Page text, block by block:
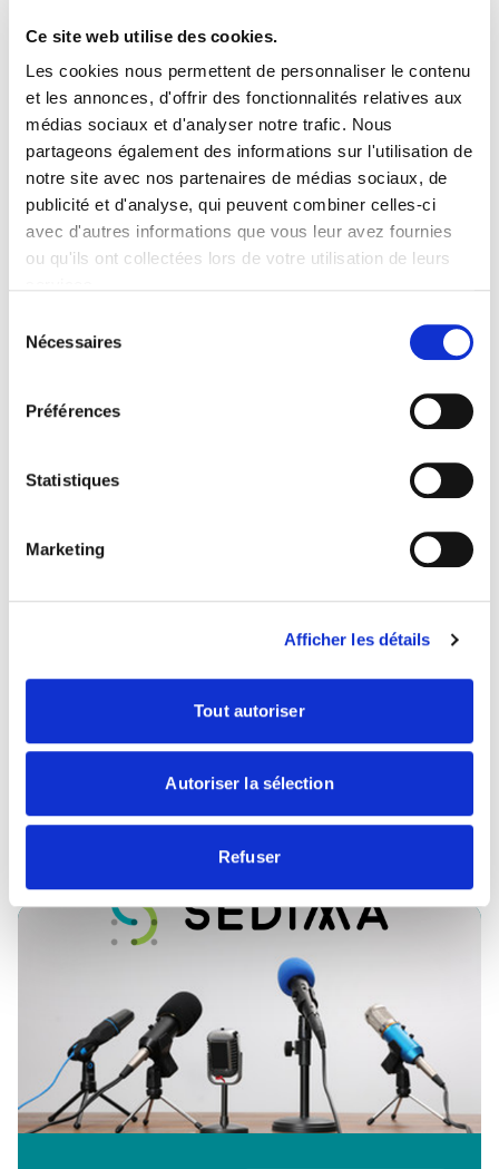
Ce site web utilise des cookies.
Les cookies nous permettent de personnaliser le contenu
et les annonces, d'offrir des fonctionnalités relatives aux
médias sociaux et d'analyser notre trafic. Nous
partageons également des informations sur l'utilisation de
notre site avec nos partenaires de médias sociaux, de
publicité et d'analyse, qui peuvent combiner celles-ci
avec d'autres informations que vous leur avez fournies
ou qu'ils ont collectées lors de votre utilisation de leurs
Nécessaires
Préférences
Statistiques
Marketing
Afficher les détails
Tout autoriser
Autoriser la sélection
Refuser
03/07/25 Communiqués de presse
CONFERENCE DE PRESSE 3 JUILLET
2025
Télécharger
Convention Nationale des
Agroéquipements & des Espaces Verts
Télécharger